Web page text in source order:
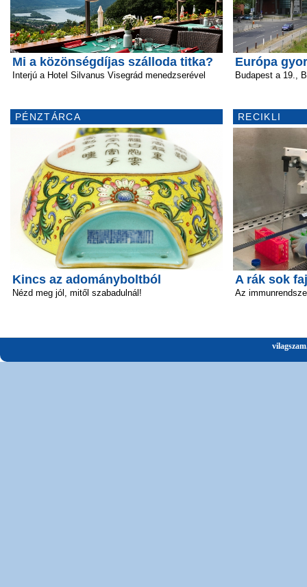
Mi a közönségdíjas szálloda titka?
Interjú a Hotel Silvanus Visegrád menedzserével
PÉNZTÁRCA
Kincs az adományboltból
Nézd meg jól, mitől szabadulnál!
Európa
Budapest a 19.,
RECIKLI
A rák sok
Az